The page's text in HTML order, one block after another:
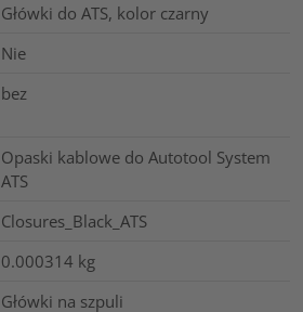
Główki do ATS, kolor czarny
Nie
bez
Opaski kablowe do Autotool System
ATS
Closures_Black_ATS
0.000314 kg
Główki na szpuli